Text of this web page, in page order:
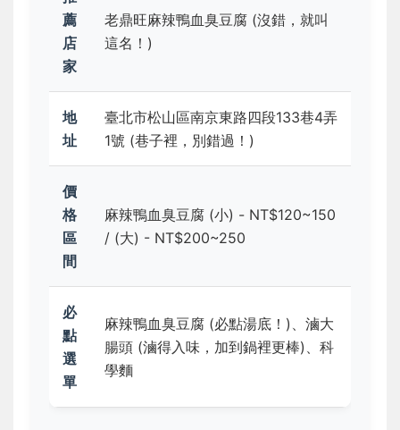
薦
店
家
老鼎旺麻辣鴨血臭豆腐 (沒錯，就叫
這名！)
地
址
臺北市松山區南京東路四段133巷4弄
1號 (巷子裡，別錯過！)
價
格
區
間
麻辣鴨血臭豆腐 (小) - NT$120~150
/ (大) - NT$200~250
必
點
選
單
麻辣鴨血臭豆腐 (必點湯底！)、滷大
腸頭 (滷得入味，加到鍋裡更棒)、科
學麵